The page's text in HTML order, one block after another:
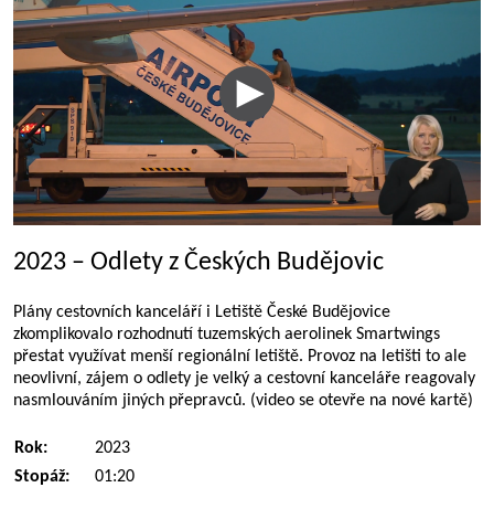
2023 – Odlety z Českých Budějovic
Plány cestovních kanceláří i Letiště České Budějovice
zkomplikovalo rozhodnutí tuzemských aerolinek Smartwings
přestat využívat menší regionální letiště. Provoz na letišti to ale
neovlivní, zájem o odlety je velký a cestovní kanceláře reagovaly
nasmlouváním jiných přepravců. (video se otevře na nové kartě)
Rok:
2023
Stopáž:
01:20